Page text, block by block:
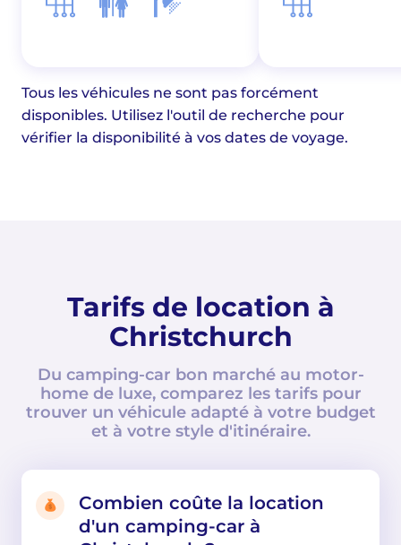
Tous les véhicules ne sont pas forcément
disponibles. Utilisez l'outil de recherche pour
vérifier la disponibilité à vos dates de voyage.
Tarifs de location à
Christchurch
Du camping-car bon marché au motor-
home de luxe, comparez les tarifs pour
trouver un véhicule adapté à votre budget
et à votre style d'itinéraire.
Combien coûte la location
d'un camping-car à